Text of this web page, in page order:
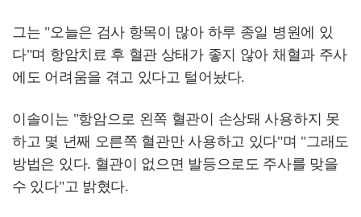
그는 "오늘은 검사 항목이 많아 하루 종일 병원에 있
다"며 항암치료 후 혈관 상태가 좋지 않아 채혈과 주사
에도 어려움을 겪고 있다고 털어놨다.
이솔이는 "항암으로 왼쪽 혈관이 손상돼 사용하지 못
하고 몇 년째 오른쪽 혈관만 사용하고 있다"며 "그래도
방법은 있다. 혈관이 없으면 발등으로도 주사를 맞을
수 있다"고 밝혔다.